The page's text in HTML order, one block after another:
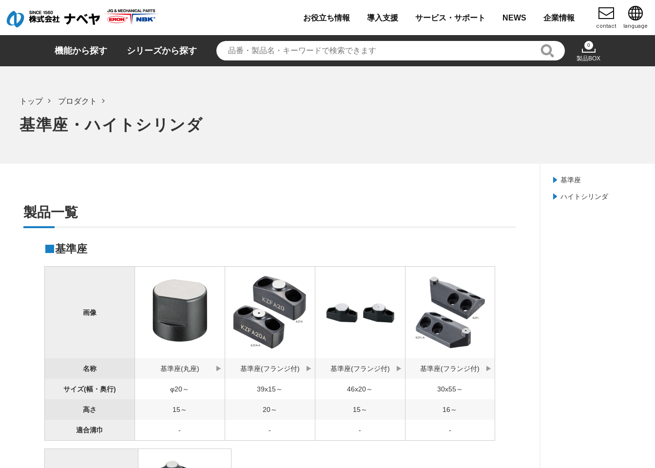
お役立ち情報 導入支援 サービス・ サポート NEWS 企業情報
contact language
機能から探す シリーズから探す
0
製品BOX
トップ プロダクト
基準座・ハイトシリンダ
基準座
ハイトシリンダ
製品一覧
基準座
画像
名称 基準座(丸座) 基準座(フランジ付) 基準座(フランジ付) 基準座(フランジ付)
サイズ(幅・奥行) φ20～ 39x15～ 46x20～ 30x55～
高さ 15～ 20～ 15～ 16～
適合溝巾 - - - -